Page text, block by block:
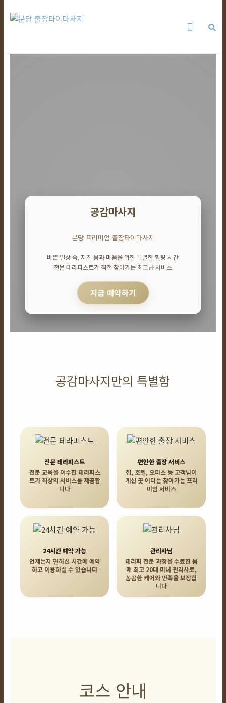
to분
공감마사지
분당 프리미엄 출장타이마사지
바쁜 일상 속, 지친 몸과 마음을 위한 특별한 힐링 시간
전문 테라피스트가 직접 찾아가는 최고급 서비스
지금 예약하기
공감마사지만의 특별함
전문 테라피스트
전문 교육을 이수한 테라피스
트가 최상의 서비스를 제공합
니다
편안한 출장 서비스
집, 호텔, 오피스 등 고객님이
계신 곳 어디든 찾아가는 프리
미엄 서비스
24시간 예약 가능
언제든지 편하신 시간에 예약
하고 이용하실 수 있습니다
관리사님
테라피 전문 과정을 수료한 몸
매 최고 20대 미녀 관리사로,
꼼꼼한 케어와 만족을 보장합
니다
코스 안내